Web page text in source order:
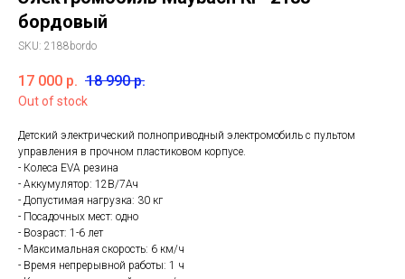
бордовый
SKU: 2188bordo
17 000 р. 18 990 р.
Out of stock
Детский электрический полноприводный электромобиль с пультом
управления в прочном пластиковом корпусе.
- Колеса EVA резина
- Аккумулятор: 12В/7Ач
- Допустимая нагрузка: 30 кг
- Посадочных мест: одно
- Возраст: 1-6 лет
- Максимальная скорость: 6 км/ч
- Время непрерывной работы: 1 ч